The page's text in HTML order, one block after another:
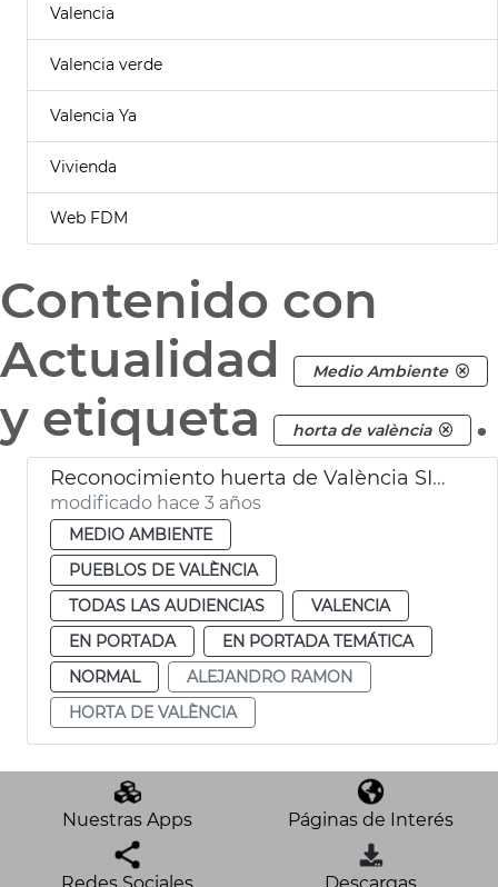
Valencia
Valencia verde
Valencia Ya
Vivienda
Web FDM
Contenido con
Actualidad
Medio Ambiente
y etiqueta horta de valència .
Reconocimiento huerta de València SIPAM
modificado hace 3 años
MEDIO AMBIENTE
PUEBLOS DE VALÈNCIA
TODAS LAS AUDIENCIAS
VALENCIA
EN PORTADA
EN PORTADA TEMÁTICA
NORMAL
ALEJANDRO RAMON
HORTA DE VALÈNCIA
Nuestras Apps Páginas de Interés
Redes Sociales Descargas